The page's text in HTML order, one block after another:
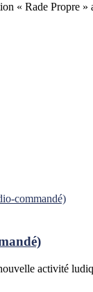
« Rade Propre »
activité